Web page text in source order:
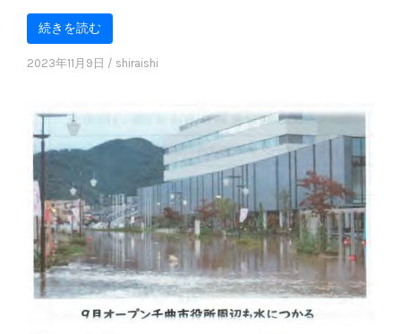
続きを読む
2023年11月9日 / shiraishi